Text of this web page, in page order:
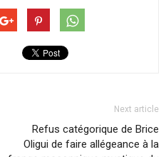
Next article
Refus catégorique de Brice
Oligui de faire allégeance à la